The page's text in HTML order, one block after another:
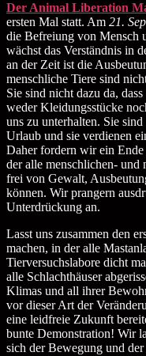
Der Animal Liberation
ersten Mal statt. Am 21.
die Befreiung von Mensch
wächst das Verständnis in
an der Zeit ist die
menschliche Tiere sind
Sie sind nicht dazu da,
weder Kleidungsstücke
uns zu unterhalten. Sie
Urlaub und sie verdienen
Daher fordern wir ein
der alle menschlichen- und
frei von Gewalt,
können. Wir prangern
Unterdrückung an.
Lasst uns zusammen den
machen, in der alle
Tierversuchslabore dicht
alle Schlachthäuser
Klimas und all ihrer
vor dieser Art der
eine leidfreie Zukunft
bunte Demonstration! Wir
sich der Bewegung und